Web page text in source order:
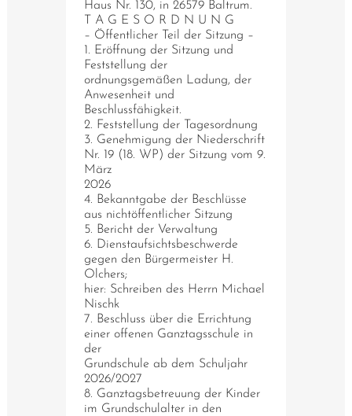
Haus Nr. 130, in 26579 Baltrum.
T A G E S O R D N U N G
– Öffentlicher Teil der Sitzung –
1. Eröffnung der Sitzung und
Feststellung der
ordnungsgemäßen Ladung, der
Anwesenheit und
Beschlussfähigkeit.
2. Feststellung der Tagesordnung
3. Genehmigung der Niederschrift
Nr. 19 (18. WP) der Sitzung vom 9.
März
2026
4. Bekanntgabe der Beschlüsse
aus nichtöffentlicher Sitzung
5. Bericht der Verwaltung
6. Dienstaufsichtsbeschwerde
gegen den Bürgermeister H.
Olchers;
hier: Schreiben des Herrn Michael
Nischk
7. Beschluss über die Errichtung
einer offenen Ganztagsschule in
der
Grundschule ab dem Schuljahr
2026/2027
8. Ganztagsbetreuung der Kinder
im Grundschulalter in den